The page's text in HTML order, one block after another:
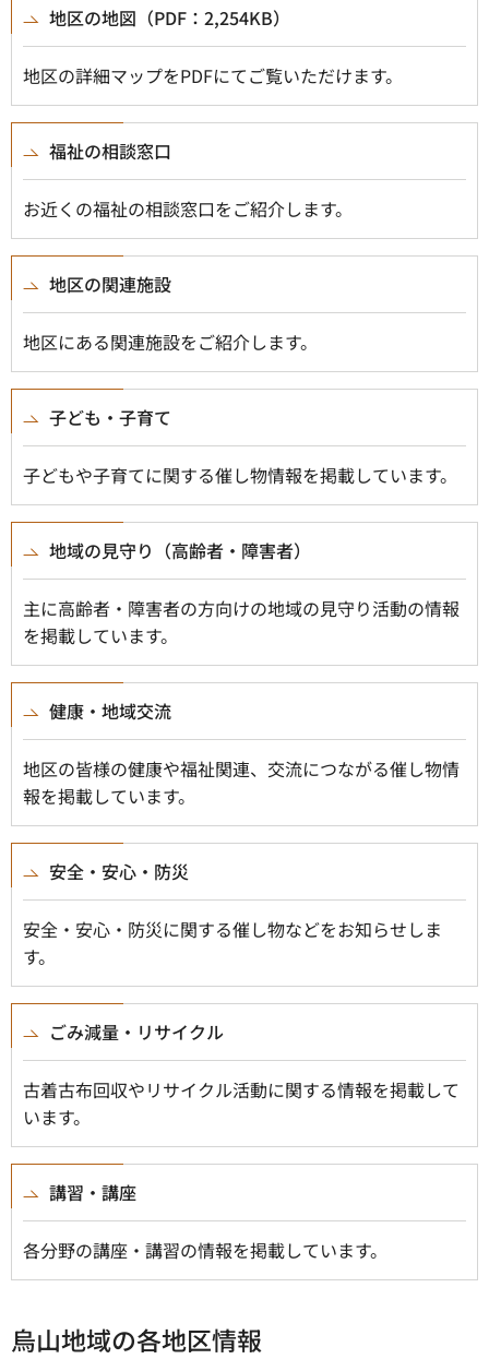
地区の地図（PDF：2,254KB）
地区の詳細マップをPDFにてご覧いただけます。
福祉の相談窓口
お近くの福祉の相談窓口をご紹介します。
地区の関連施設
地区にある関連施設をご紹介します。
子ども・子育て
子どもや子育てに関する催し物情報を掲載しています。
地域の見守り（高齢者・障害者）
主に高齢者・障害者の方向けの地域の見守り活動の情報
を掲載しています。
健康・地域交流
地区の皆様の健康や福祉関連、交流につながる催し物情
報を掲載しています。
安全・安心・防災
安全・安心・防災に関する催し物などをお知らせしま
す。
ごみ減量・リサイクル
古着古布回収やリサイクル活動に関する情報を掲載して
います。
講習・講座
各分野の講座・講習の情報を掲載しています。
烏山地域の各地区情報